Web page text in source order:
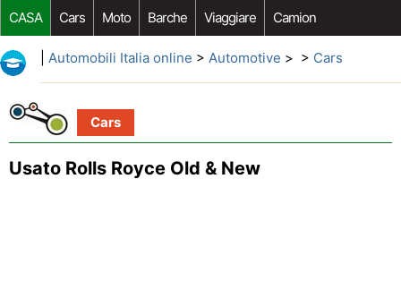
CASA Cars Moto Barche Viaggiare Camion
Riparazione Auto Acquisto Auto Car Opzioni Aftermarket
Automobili Italia online > Automotive > > Cars
Cars
Usato Rolls Royce Old & New